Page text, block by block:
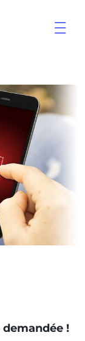
demandée !